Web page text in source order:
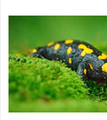
že obstoječih. Če poznate
začetnik uspešno vzgojite